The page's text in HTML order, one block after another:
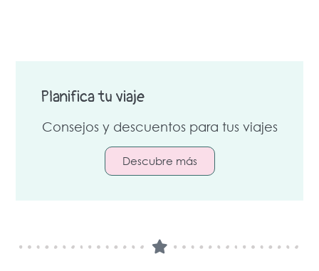
Planifica tu viaje
Consejos y descuentos para tus viajes
Descubre más